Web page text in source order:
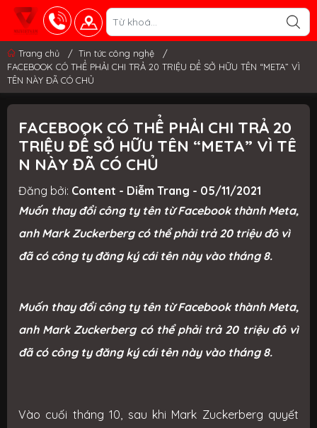
Trang chủ / Tin tức công nghệ
/
FACEBOOK CÓ THỂ PHẢI CHI TRẢ 20 TRIỆU ĐỂ SỞ HỮU TÊN “META” VÌ
TÊN NÀY ĐÃ CÓ CHỦ
FACEBOOK CÓ THỂ PHẢI CHI TRẢ 20
TRIỆU ĐỂ SỞ HỮU TÊN “META” VÌ TÊ
N NÀY ĐÃ CÓ CHỦ
Đăng bởi: Content - Diễm Trang - 05/11/2021
Muốn thay đổi công ty tên từ Facebook thành Meta,
anh Mark Zuckerberg có thể phải trả 20 triệu đô vì
đã có công ty đăng ký cái tên này vào tháng 8.
Muốn thay đổi công ty tên từ Facebook thành Meta,
anh Mark Zuckerberg có thể phải trả 20 triệu đô vì
đã có công ty đăng ký cái tên này vào tháng 8.
Vào cuối tháng 10, sau khi Mark Zuckerberg quyết